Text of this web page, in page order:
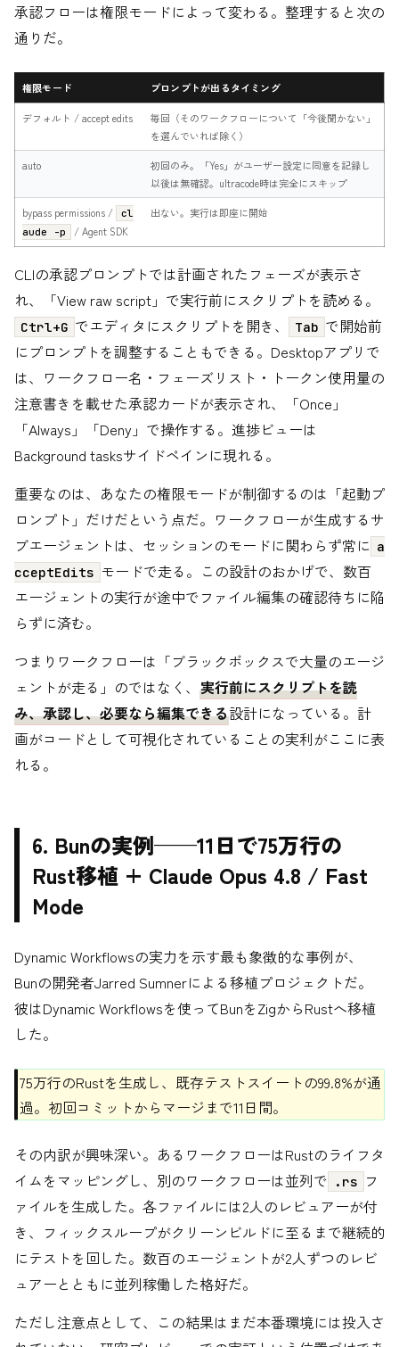
承認フローは権限モードによって変わる。整理すると次の
通りだ。
権限モード プロンプトが出るタイミング
デフォルト / accept edits
毎回（そのワークフローについて「今後聞かない」
を選んでいれば除く）
auto
初回のみ。「Yes」がユーザー設定に同意を記録し
以後は無確認。ultracode時は完全にスキップ
bypass permissions /
cl
aude -p
/ Agent SDK
出ない。実行は即座に開始
CLIの承認プロンプトでは計画されたフェーズが表示さ
れ、「View raw script」で実行前にスクリプトを読める。
Ctrl+G でエディタにスクリプトを開き、 Tab で開始前
にプロンプトを調整することもできる。Desktopアプリで
は、ワークフロー名・フェーズリスト・トークン使用量の
注意書きを載せた承認カードが表示され、「Once」
「Always」「Deny」で操作する。進捗ビューは
Background tasksサイドペインに現れる。
重要なのは、あなたの権限モードが制御するのは「起動プ
ロンプト」だけだという点だ。ワークフローが生成するサ
ブエージェントは、セッションのモードに関わらず常に a
cceptEdits モードで走る。この設計のおかげで、数百
エージェントの実行が途中でファイル編集の確認待ちに陥
らずに済む。
つまりワークフローは「ブラックボックスで大量のエージ
ェントが走る」のではなく、 実行前にスクリプトを読
み、承認し、必要なら編集できる設計になっている。計
画がコードとして可視化されていることの実利がここに表
れる。
6. Bunの実例——11日で75万行の
Rust移植 + Claude Opus 4.8 / Fast
Mode
Dynamic Workflowsの実力を示す最も象徴的な事例が、
Bunの開発者Jarred Sumnerによる移植プロジェクトだ。
彼はDynamic Workflowsを使ってBunをZigからRustへ移植
した。
75万行のRustを生成し、既存テストスイートの99.8%が通
過。初回コミットからマージまで11日間。
その内訳が興味深い。あるワークフローはRustのライフタ
イムをマッピングし、別のワークフローは並列で .rs フ
ァイルを生成した。各ファイルには2人のレビュアーが付
き、フィックスループがクリーンビルドに至るまで継続的
にテストを回した。数百のエージェントが2人ずつのレビ
ュアーとともに並列稼働した格好だ。
ただし注意点として、この結果はまだ本番環境には投入さ